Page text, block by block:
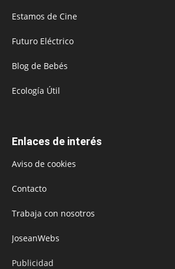
Estamos de Cine
Futuro Eléctrico
Blog de Bebés
Ecología Útil
Enlaces de interés
Aviso de cookies
Contacto
Trabaja con nosotros
JoseanWebs
Publicidad